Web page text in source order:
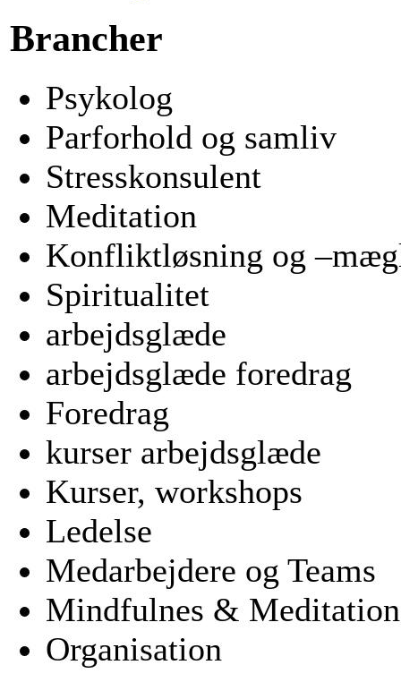
Brancher
Psykolog
Parforhold og samliv
Stresskonsulent
Meditation
Konfliktløsning og
Spiritualitet
arbejdsglæde
arbejdsglæde foredrag
Foredrag
kurser arbejdsglæde
Kurser, workshops
Ledelse
Medarbejdere og Teams
Mindfulnes & Meditation
Organisation